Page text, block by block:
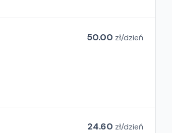
50.00 zł/dzień
24.60 zł/dzień